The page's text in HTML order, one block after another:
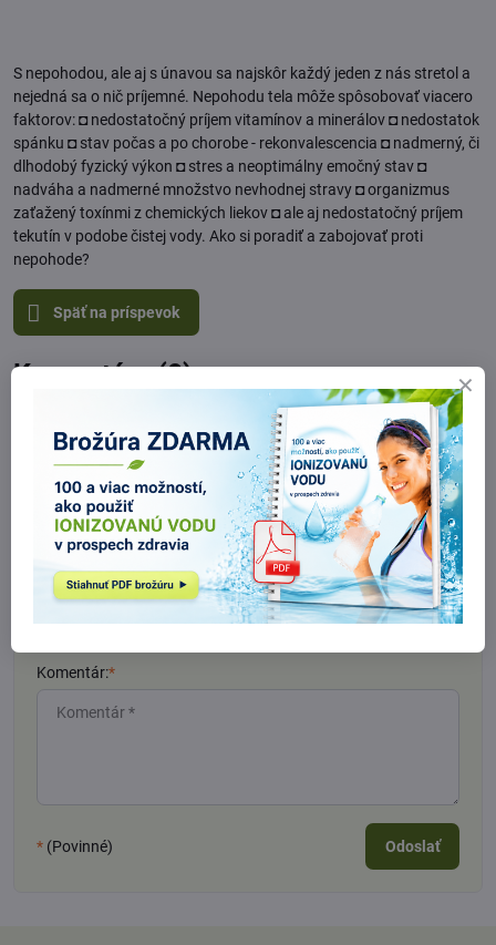
S nepohodou, ale aj s únavou sa najskôr každý jeden z nás stretol a
nejedná sa o nič príjemné. Nepohodu tela môže spôsobovať viacero
faktorov: ◘ nedostatočný príjem vitamínov a minerálov ◘ nedostatok
spánku ◘ stav počas a po chorobe - rekonvalescencia ◘ nadmerný, či
dlhodobý fyzický výkon ◘ stres a neoptimálny emočný stav ◘
nadváha a nadmerné množstvo nevhodnej stravy ◘ organizmus
zaťažený toxínmi z chemických liekov ◘ ale aj nedostatočný príjem
tekutín v podobe čistej vody. Ako si poradiť a zabojovať proti
nepohode?
Späť na príspevok
Komentáre (0)
Nový komentár
Názov:
Meno:*
Komentár:*
* (Povinné) Odoslať